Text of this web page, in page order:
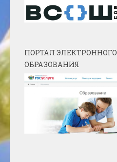
ПОРТАЛ ЭЛЕКТРОННОГО
ОБРАЗОВАНИЯ